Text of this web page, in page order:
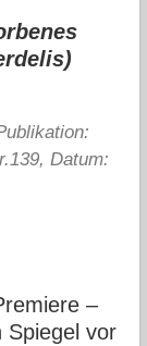
Datum:
–
Spiegel vor